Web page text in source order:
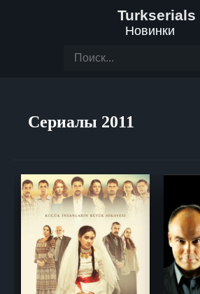
Turkserials
Новинки
Сериалы 2011